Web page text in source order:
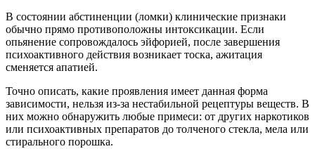
В состоянии абстиненции (ломки) клинические признаки
обычно прямо противоположны интоксикации. Если
опьянение сопровождалось эйфорией, после завершения
психоактивного действия возникает тоска, ажитация
сменяется апатией.
Точно описать, какие проявления имеет данная форма
зависимости, нельзя из-за нестабильной рецептуры веществ. В
них можно обнаружить любые примеси: от других наркотиков
или психоактивных препаратов до толченого стекла, мела или
стирального порошка.